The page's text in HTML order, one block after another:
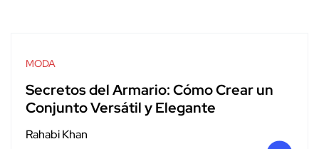
MODA
Secretos del Armario: Cómo Crear un
Conjunto Versátil y Elegante
Rahabi Khan